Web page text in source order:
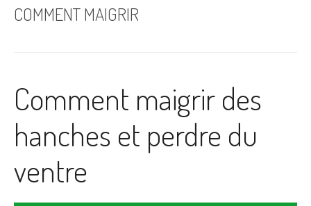
COMMENT MAIGRIR
Comment maigrir des
hanches et perdre du
ventre